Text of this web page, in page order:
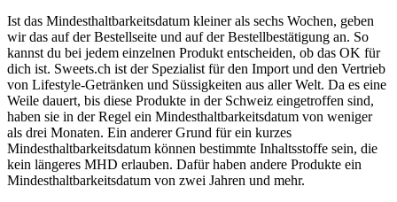
Ist das Mindesthaltbarkeitsdatum kleiner als sechs Wochen, geben
wir das auf der Bestellseite und auf der Bestellbestätigung an. So
kannst du bei jedem einzelnen Produkt entscheiden, ob das OK für
dich ist. Sweets.ch ist der Spezialist für den Import und den Vertrieb
von Lifestyle-Getränken und Süssigkeiten aus aller Welt. Da es eine
Weile dauert, bis diese Produkte in der Schweiz eingetroffen sind,
haben sie in der Regel ein Mindesthaltbarkeitsdatum von weniger
als drei Monaten. Ein anderer Grund für ein kurzes
Mindesthaltbarkeitsdatum können bestimmte Inhaltsstoffe sein, die
kein längeres MHD erlauben. Dafür haben andere Produkte ein
Mindesthaltbarkeitsdatum von zwei Jahren und mehr.